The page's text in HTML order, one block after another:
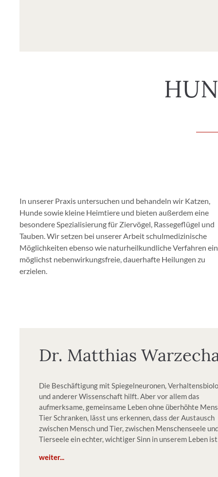
SIE
In unserer Praxis untersuchen und behandeln wir Katzen,
Hunde sowie kleine Heimtiere und bieten außerdem eine
besondere Spezialisierung für Ziervögel, Rassegeflügel und
Tauben. Wir setzen bei unserer Arbeit schulmedizinische
Möglichkeiten ebenso wie naturheilkundliche Verfahren
möglichst nebenwirkungsfreie, dauerhafte Heilungen zu
erzielen.
Dr. Matthias
Die Beschäftigung mit Spiegelneuronen,
und anderer Wissenschaft hilft. Aber vor allem das
aufmerksame, gemeinsame Leben ohne überhöhte
Tier Schranken, lässt uns erkennen, dass der Austausch
zwischen Mensch und Tier, zwischen Menschenseele
Tierseele ein echter, wichtiger Sinn in unserem Leben
weiter...